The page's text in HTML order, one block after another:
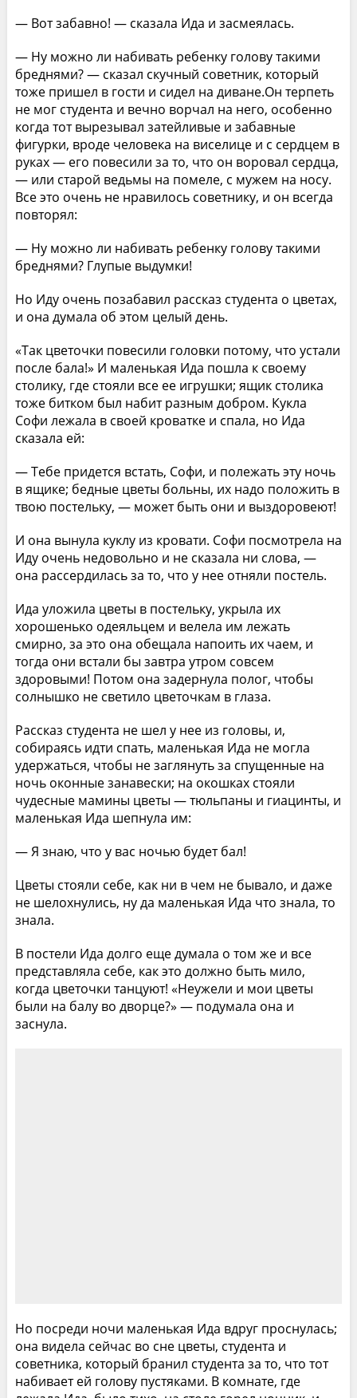
— Вот забавно! — сказала Ида и засмеялась.
— Ну можно ли набивать ребенку голову такими
бреднями? — сказал скучный советник, который
тоже пришел в гости и сидел на диване.Он терпеть
не мог студента и вечно ворчал на него, особенно
когда тот вырезывал затейливые и забавные
фигурки, вроде человека на виселице и с сердцем в
руках — его повесили за то, что он воровал сердца,
— или старой ведьмы на помеле, с мужем на носу.
Все это очень не нравилось советнику, и он всегда
повторял:
— Ну можно ли набивать ребенку голову такими
бреднями? Глупые выдумки!
Но Иду очень позабавил рассказ студента о цветах,
и она думала об этом целый день.
«Так цветочки повесили головки потому, что устали
после бала!» И маленькая Ида пошла к своему
столику, где стояли все ее игрушки; ящик столика
тоже битком был набит разным добром. Кукла
Софи лежала в своей кроватке и спала, но Ида
сказала ей:
— Тебе придется встать, Софи, и полежать эту ночь
в ящике; бедные цветы больны, их надо положить в
твою постельку, — может быть они и выздоровеют!
И она вынула куклу из кровати. Софи посмотрела на
Иду очень недовольно и не сказала ни слова, —
она рассердилась за то, что у нее отняли постель.
Ида уложила цветы в постельку, укрыла их
хорошенько одеяльцем и велела им лежать
смирно, за это она обещала напоить их чаем, и
тогда они встали бы завтра утром совсем
здоровыми! Потом она задернула полог, чтобы
солнышко не светило цветочкам в глаза.
Рассказ студента не шел у нее из головы, и,
собираясь идти спать, маленькая Ида не могла
удержаться, чтобы не заглянуть за спущенные на
ночь оконные занавески; на окошках стояли
чудесные мамины цветы — тюльпаны и гиацинты, и
маленькая Ида шепнула им:
— Я знаю, что у вас ночью будет бал!
Цветы стояли себе, как ни в чем не бывало, и даже
не шелохнулись, ну да маленькая Ида что знала, то
знала.
В постели Ида долго еще думала о том же и все
представляла себе, как это должно быть мило,
когда цветочки танцуют! «Неужели и мои цветы
были на балу во дворце?» — подумала она и
заснула.
Но посреди ночи маленькая Ида вдруг проснулась;
она видела сейчас во сне цветы, студента и
советника, который бранил студента за то, что тот
набивает ей голову пустяками. В комнате, где